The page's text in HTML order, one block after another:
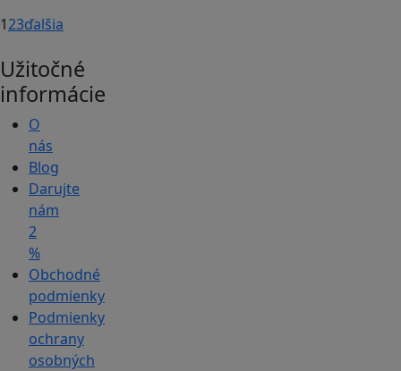
123ďalšia
Užitočné
informácie
O
nás
Blog
Darujte
nám
2
%
Obchodné
podmienky
Podmienky
ochrany
osobných